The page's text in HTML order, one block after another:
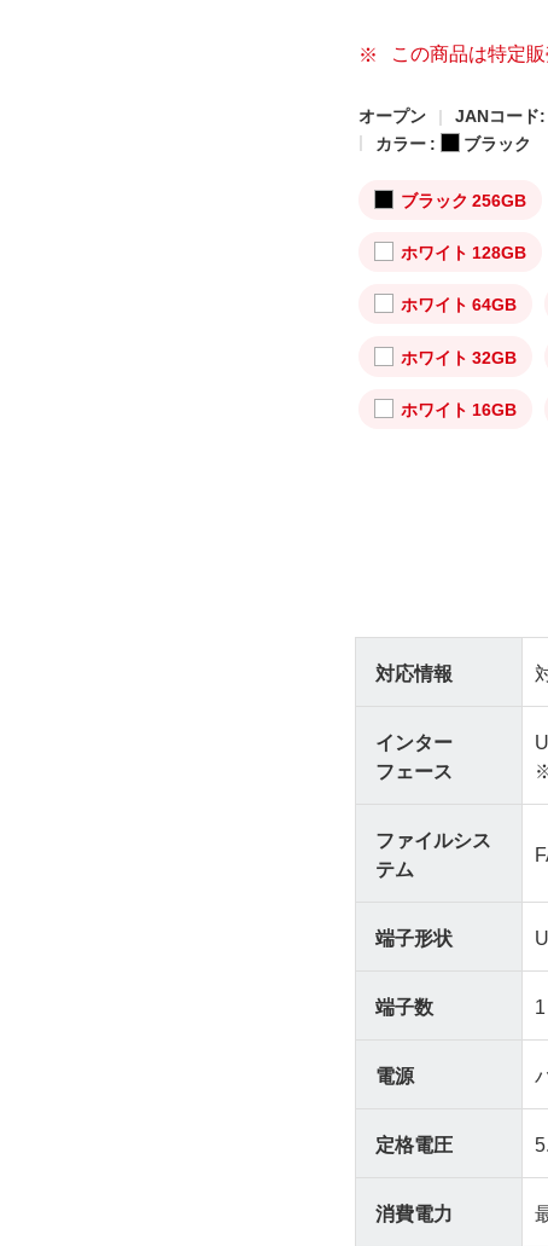
この商品は特定
オープン
JANコード
カラー :
ブラック
ブラック 256GB
ホワイト 128GB
ホワイト 64GB
ホワイト 32GB
ホワイト 16GB
対応情報
インター
フェース
ファイルシス
テム
端子形状
端子数 1
電源
定格電圧
消費電力